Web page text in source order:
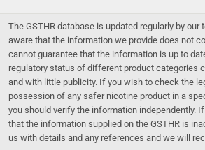
The GSTHR database is updated regularly by our
aware that the information we provide does not
cannot guarantee that the information is up to
regulatory status of different product categories
and with little publicity. If you wish to check the
possession of any safer nicotine product in a
you should verify the information independently.
that the information supplied on the GSTHR is
us with details and any references and we will